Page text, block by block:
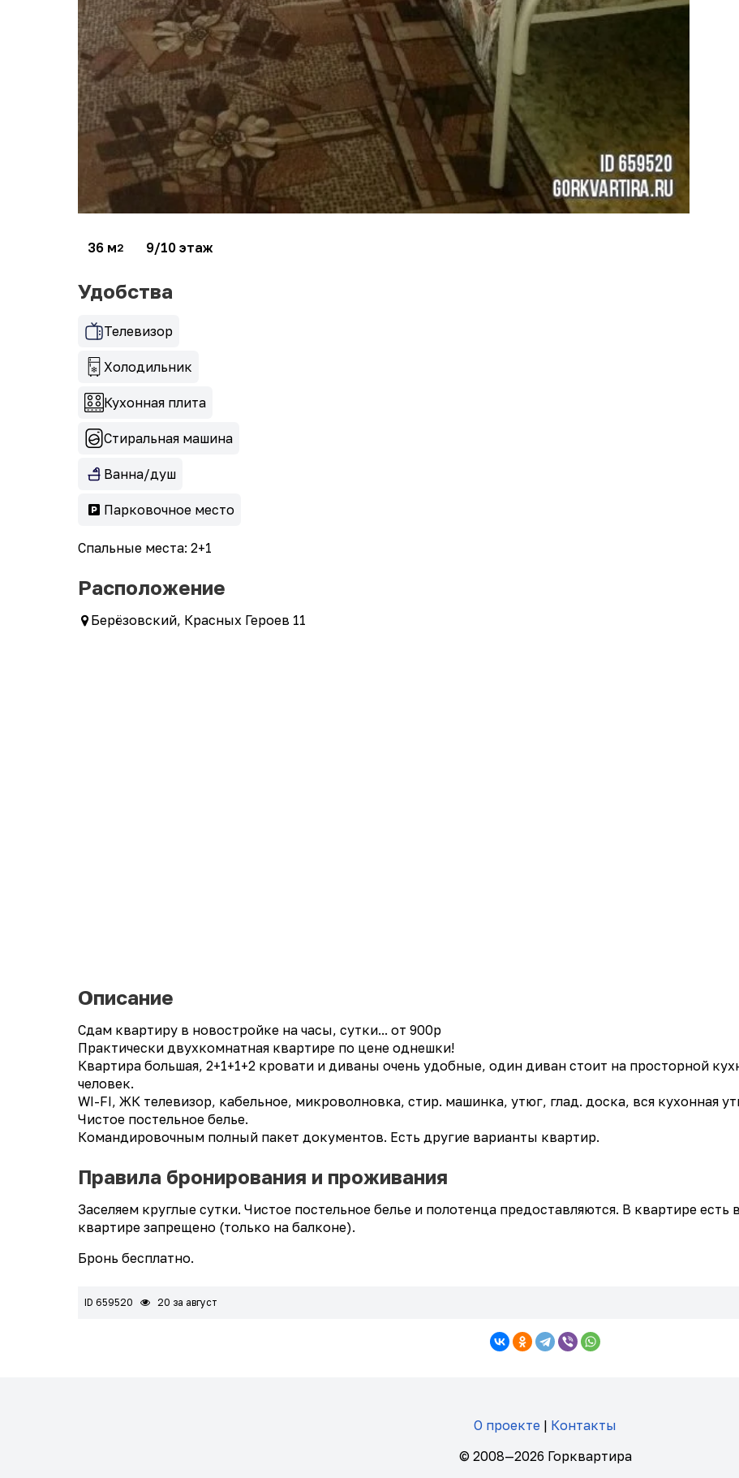
36 м2 9/10 этаж
Удобства
Телевизор
Холодильник
Кухонная плита
Стиральная машина
Ванна/душ
Парковочное место
Спальные места: 2+1
Расположение
Берёзовский, Красных Героев 11
Описание
Сдам квартиру в новостройке на часы, сутки... от 900р
Практически двухкомнатная квартире по цене однешки!
Квартира большая, 2+1+1+2 кровати и диваны очень удобные, один диван стоит на просторной
человек.
WI-FI, ЖК телевизор, кабельное, микроволновка, стир. машинка, утюг, глад. доска, вся кухонная
Чистое постельное белье.
Командировочным полный пакет документов. Есть другие варианты квартир.
Правила бронирования и проживания
Заселяем круглые сутки. Чистое постельное белье и полотенца предоставляются. В квартире
квартире запрещено (только на балконе).
Бронь бесплатно.
ID 659520 20 за август
О проекте | Контакты
© 2008—2026 Горквартира